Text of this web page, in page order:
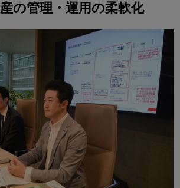
の管理・運用の柔軟化